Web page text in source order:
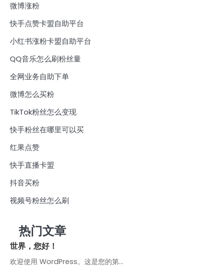
微博涨粉
快手点赞卡盟自助平台
小红书涨粉卡盟自助平台
QQ音乐怎么刷粉丝量
全网业务自助下单
微博怎么买粉
TikTok粉丝怎么变现
快手粉丝在哪里可以买
红果点赞
快手直播卡盟
抖音买粉
视频号粉丝怎么刷
热门文章
世界，您好！
欢迎使用 WordPress。这是您的第…